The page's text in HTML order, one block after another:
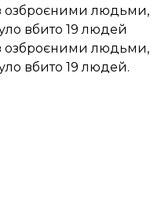
з озброєними людьми,
вбито 19 людей
з озброєними людьми,
вбито 19 людей.